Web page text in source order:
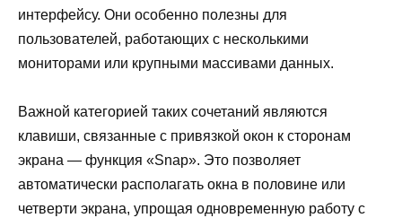
интерфейсу. Они особенно полезны для
пользователей, работающих с несколькими
мониторами или крупными массивами данных.
Важной категорией таких сочетаний являются
клавиши, связанные с привязкой окон к сторонам
экрана — функция «Snap». Это позволяет
автоматически располагать окна в половине или
четверти экрана, упрощая одновременную работу с